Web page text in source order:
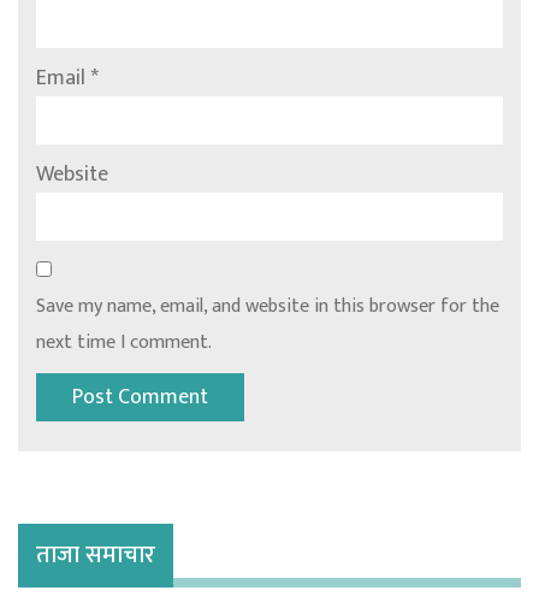
Email*
Website
Save my name, email, and website in this browser for the
next time I comment.
ताजा समाचार